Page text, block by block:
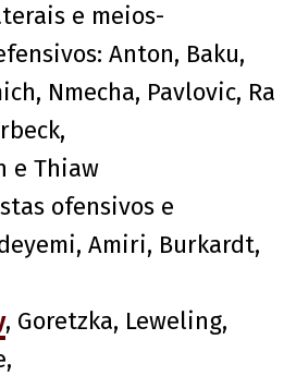
e meios-
Anton, Baku,
Nmecha, Pavlovic, Ra
e Thiaw
ofensivos e
Amiri, Burkardt,
, Goretzka, Leweling,